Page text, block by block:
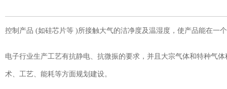
控制产品 (如硅芯片等 )所接触大气的洁净度及温湿度，使产品能在一
电子行业生产工艺有抗静电、抗微振的要求，并且大宗气体和特种气
术、工艺、能耗等方面规划建设。